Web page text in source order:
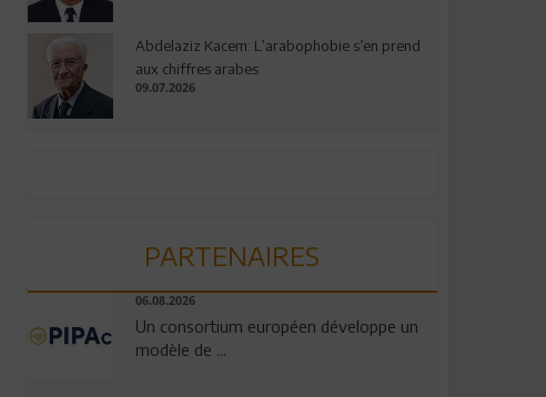
Abdelaziz Kacem: L’arabophobie s’en prend
aux chiffres arabes
09.07.2026
PARTENAIRES
06.08.2026
Un consortium européen développe un
modèle de ...